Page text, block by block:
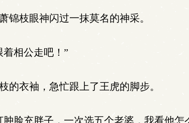
锦枝眼神闪过一抹莫名的神采。
相公走吧！”
的衣袖，急忙跟上了王虎的脚步。
脸充胖子，一次选五个老婆，我看他怎